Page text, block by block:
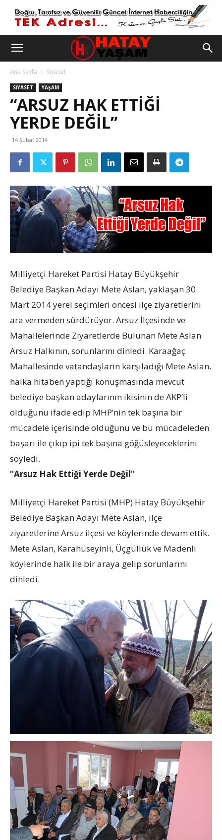
Ana Sayfa Siyaset
SIYASET YAŞAM
“ARSUZ HAK ETTIĞI
YERDE DEĞIL”
14 Şubat 2014
Milliyetçi Hareket Partisi Hatay Büyükşehir
Belediye Başkan Adayı Mete Aslan, yaklaşan 30
Mart 2014 yerel seçimleri öncesi ilçe ziyaretlerini
ara vermeden sürdürüyor. Arsuz İlçesinde ve
Mahallelerinde Ziyaretlerde Bulunan Mete Aslan
Arsuz Halkının, sorunlarını dinledi. Karaağaç
Mahallesinde vatandaşların karşıladığı Mete Aslan,
halka hitaben yaptığı konuşmasında mevcut
belediye başkan adaylarının ikisinin de AKP’li
olduğunu ifade edip MHP’nin tek başına bir
mücadele içerisinde olduğunu ve bu mücadeleden
başarı ile çıkıp ipi tek başına göğüsleyeceklerini
söyledi.
“Arsuz Hak Ettiği Yerde Değil”
Milliyetçi Hareket Partisi (MHP) Hatay Büyükşehir
Belediye Başkan Adayı Mete Aslan, ilçe
ziyaretlerine Arsuz ilçesi ve köylerinde devam ettik.
Mete Aslan, Karahüseyinli, Üçgüllük ve Madenli
köylerinde halk ile bir araya gelip sorunlarını
dinledi.